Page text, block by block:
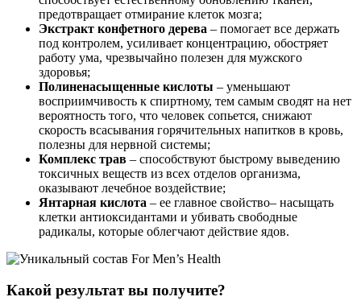
предотвращает отмирание клеток мозга;
Экстракт конфетного дерева – помогает все держать
под контролем, усиливает концентрацию, обостряет
работу ума, чрезвычайно полезен для мужского
здоровья;
Полиненасыщенные кислоты – уменьшают
восприимчивость к спиртному, тем самым сводят на нет
вероятность того, что человек сопьется, снижают
скорость всасывания горячительных напитков в кровь,
полезны для нервной системы;
Комплекс трав – способствуют быстрому выведению
токсичных веществ из всех отделов организма,
оказывают лечебное воздействие;
Янтарная кислота – ее главное свойство– насыщать
клетки антиоксидантами и убивать свободные
радикалы, которые облегчают действие ядов.
Какой результат вы получите?